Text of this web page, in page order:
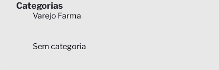
Categorias
Varejo Farma
Sem categoria